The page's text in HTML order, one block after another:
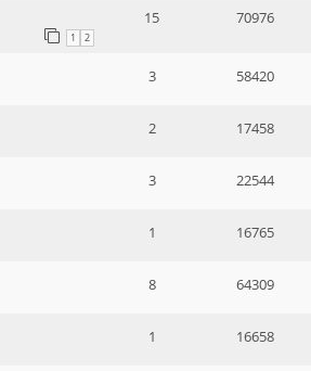
1 2
15 70976
3 58420
2 17458
3 22544
1 16765
8 64309
1 16658